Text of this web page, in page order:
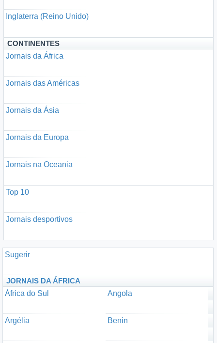
Inglaterra (Reino Unido)
CONTINENTES
Jornais da África
Jornais das Américas
Jornais da Ásia
Jornais da Europa
Jornais na Oceania
Top 10
Jornais desportivos
Sugerir
JORNAIS DA ÁFRICA
África do Sul
Angola
Argélia Benin